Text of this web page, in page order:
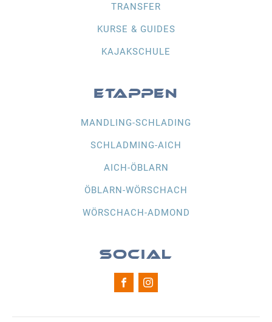
TRANSFER
KURSE & GUIDES
KAJAKSCHULE
ETAPPEN
MANDLING-SCHLADING
SCHLADMING-AICH
AICH-ÖBLARN
ÖBLARN-WÖRSCHACH
WÖRSCHACH-ADMOND
SOCIAL